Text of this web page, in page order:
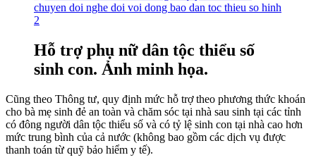
Hỗ trợ phụ nữ dân tộc thiểu số
sinh con. Ảnh minh họa.
Cũng theo Thông tư, quy định mức hỗ trợ theo phương thức khoán
cho bà mẹ sinh đẻ an toàn và chăm sóc tại nhà sau sinh tại các tỉnh
có đông người dân tộc thiểu số và có tỷ lệ sinh con tại nhà cao hơn
mức trung bình của cả nước (không bao gồm các dịch vụ được
thanh toán từ quỹ bảo hiểm y tế).